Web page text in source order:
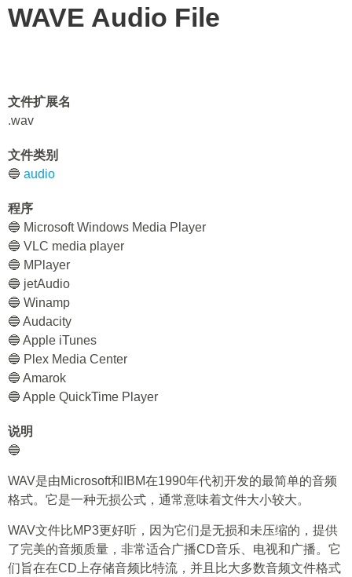
WAVE Audio File
文件扩展名
.wav
文件类别
🔵 audio
程序
🔵 Microsoft Windows Media Player
🔵 VLC media player
🔵 MPlayer
🔵 jetAudio
🔵 Winamp
🔵 Audacity
🔵 Apple iTunes
🔵 Plex Media Center
🔵 Amarok
🔵 Apple QuickTime Player
说明
🔵
WAV是由Microsoft和IBM在1990年代初开发的最简单的音频
格式。它是一种无损公式，通常意味着文件大小较大。
WAV文件比MP3更好听，因为它们是无损和未压缩的，提供
了完美的音频质量，非常适合广播CD音乐、电视和广播。它
们旨在在CD上存储音频比特流，并且比大多数音频文件格式